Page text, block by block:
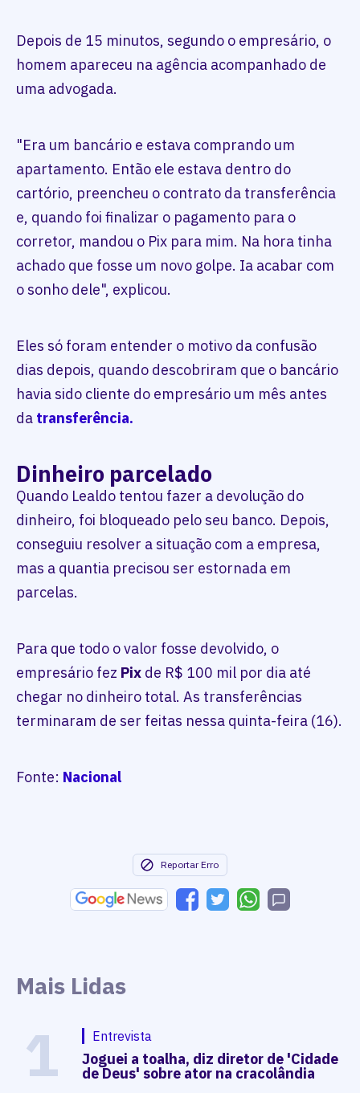
Depois de 15 minutos, segundo o empresário, o
homem apareceu na agência acompanhado de
uma advogada.
"Era um bancário e estava comprando um
apartamento. Então ele estava dentro do
cartório, preencheu o contrato da transferência
e, quando foi finalizar o pagamento para o
corretor, mandou o Pix para mim. Na hora tinha
achado que fosse um novo golpe. Ia acabar com
o sonho dele", explicou.
Eles só foram entender o motivo da confusão
dias depois, quando descobriram que o bancário
havia sido cliente do empresário um mês antes
da transferência.
Dinheiro parcelado
Quando Lealdo tentou fazer a devolução do
dinheiro, foi bloqueado pelo seu banco. Depois,
conseguiu resolver a situação com a empresa,
mas a quantia precisou ser estornada em
parcelas.
Para que todo o valor fosse devolvido, o
empresário fez Pix de R$ 100 mil por dia até
chegar no dinheiro total. As transferências
terminaram de ser feitas nessa quinta-feira (16).
Fonte: Nacional
Reportar Erro
Mais Lidas
1 Entrevista
Joguei a toalha, diz diretor de 'Cidade
de Deus' sobre ator na cracolândia